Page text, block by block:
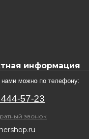
информация
нами можно по телефону:
444-57-23
звонок